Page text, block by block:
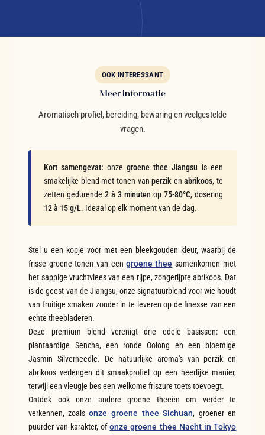
OOK INTERESSANT
Meer informatie
Aromatisch profiel, bereiding, bewaring en veelgestelde
vragen.
Kort samengevat: onzegroene thee Jiangsu is een
smakelijke blend met tonen vanperzik enabrikoos, te
zetten gedurende2 à 3 minuten op75-80°C, dosering
12 à 15 g/L. Ideaal op elk moment van de dag.
Stel u een kopje voor met een bleekgouden kleur, waarbij de
frisse groene tonen van eengroene thee samenkomen met
het sappige vruchtvlees van een rijpe, zongerijpte abrikoos. Dat
is de geest van de Jiangsu, onze signatuurblend voor wie houdt
van fruitige smaken zonder in te leveren op de finesse van een
echte theebladeren.
Deze premium blend verenigt drie edele basissen: een
plantaardige Sencha, een ronde Oolong en een bloemige
Jasmin Silverneedle. De natuurlijke aroma's van perzik en
abrikoos verlengen dit smaakprofiel op een heerlijke manier,
terwijl een vleugje bes een welkome friszure toets toevoegt.
Ontdek ook onze andere groene theeën om verder te
verkennen, zoalsonze groene thee Sichuan, groener en
puurder van karakter, ofonze groene thee Nacht in Tokyo